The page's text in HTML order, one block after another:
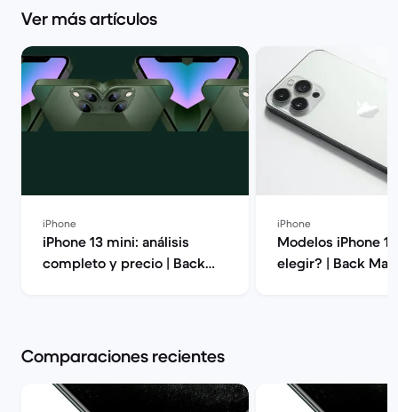
Ver más artículos
iPhone
iPhone 13 mini: análisis
completo y precio | Back
iPhone
Modelos iPhone
elegir? | Back
Comparaciones recientes